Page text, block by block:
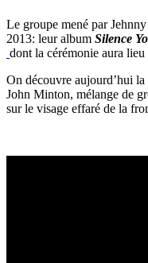
Le groupe mené par
2013: leur album Silence
dont la cérémonie aura
On découvre aujourd’hui la
John Minton, mélange de
sur le visage effaré de la